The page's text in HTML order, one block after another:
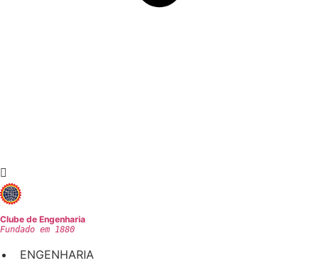
Clube de Engenharia
Fundado em 1880
ENGENHARIA